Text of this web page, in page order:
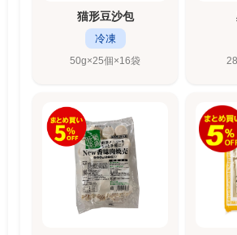
猫形豆沙包
冷凍
50g×25個×16袋